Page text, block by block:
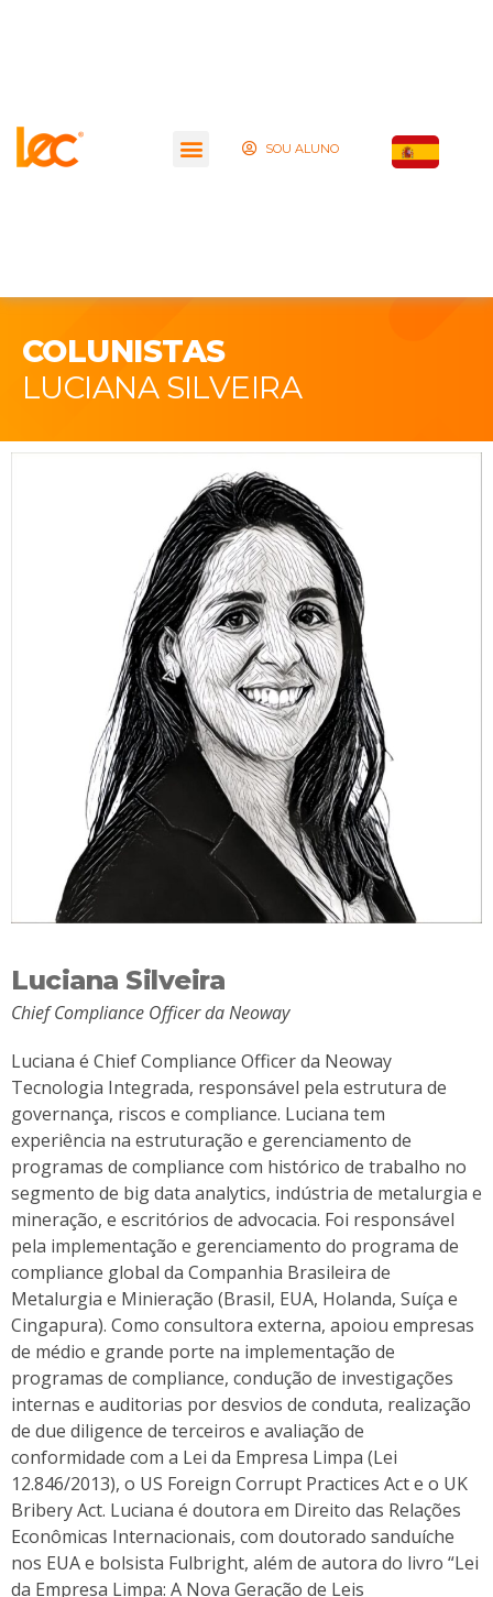
SOU ALUNO
COLUNISTAS
LUCIANA SILVEIRA
Luciana Silveira
Chief Compliance Officer da Neoway
Luciana é Chief Compliance Officer da Neoway
Tecnologia Integrada, responsável pela estrutura de
governança, riscos e compliance. Luciana tem
experiência na estruturação e gerenciamento de
programas de compliance com histórico de trabalho no
segmento de big data analytics, indústria de metalurgia e
mineração, e escritórios de advocacia. Foi responsável
pela implementação e gerenciamento do programa de
compliance global da Companhia Brasileira de
Metalurgia e Minieração (Brasil, EUA, Holanda, Suíça e
Cingapura). Como consultora externa, apoiou empresas
de médio e grande porte na implementação de
programas de compliance, condução de investigações
internas e auditorias por desvios de conduta, realização
de due diligence de terceiros e avaliação de
conformidade com a Lei da Empresa Limpa (Lei
12.846/2013), o US Foreign Corrupt Practices Act e o UK
Bribery Act. Luciana é doutora em Direito das Relações
Econômicas Internacionais, com doutorado sanduíche
nos EUA e bolsista Fulbright, além de autora do livro “Lei
da Empresa Limpa: A Nova Geração de Leis